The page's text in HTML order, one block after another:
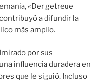
«Der getreue
a difundir la
más amplio.
por sus
influencia duradera en
que le siguió. Incluso